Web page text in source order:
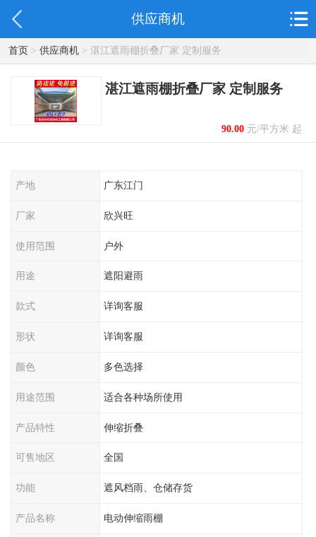
供应商机
首页> 供应商机> 湛江遮雨棚折叠厂家 定制服务
湛江遮雨棚折叠厂家 定制服务
90.00元/平方米 起
产地 广东江门
厂家 欣兴旺
使用范围 户外
用途 遮阳避雨
款式 详询客服
形状 详询客服
颜色 多色选择
用途范围 适合各种场所使用
产品特性 伸缩折叠
可售地区 全国
功能 遮风档雨、仓储存货
产品名称 电动伸缩雨棚